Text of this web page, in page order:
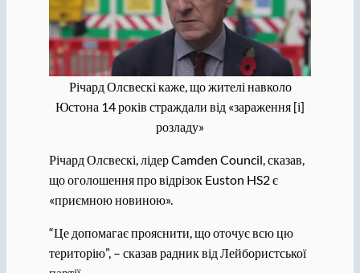
Річард Олсвескі каже, що жителі навколо
Юстона 14 років страждали від «зараження [і]
розладу»
Річард Олсвескі, лідер Camden Council, сказав,
що оголошення про відрізок Euston HS2 є
«приємною новиною».
“Це допомагає прояснити, що оточує всю цю
територію”, – сказав радник від Лейбористської